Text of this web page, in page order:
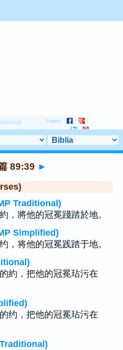
89:39 ►
Traditional)
，將他的冠冕踐踏於地。
Simplified)
，将他的冠冕践踏于地。
約，把他的冠冕玷污在
约，把他的冠冕玷污在